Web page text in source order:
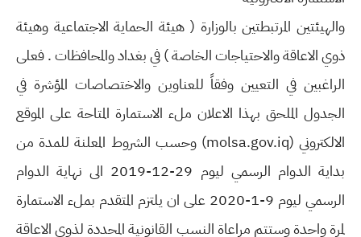
والهيئتين المرتبطتين بالوزارة ( هيئة الحماية الاجتماعية وهيئة
ذوي الاعاقة والاحتياجات الخاصة ) في بغداد والمحافظات . فعلى
الراغبين في التعيين وفقاً للعناوين والاختصاصات المؤشرة في
الجدول الملحق بهذا الاعلان ملء الاستمارة المتاحة على الموقع
الالكتروني (molsa.gov.iq) وحسب الشروط المعلنة للمدة من
بداية الدوام الرسمي ليوم 29-12-2019 الى نهاية الدوام
الرسمي ليوم 9-1-2020 على ان يلتزم المتقدم بملء الاستمارة
لمرة واحدة وستتم مراعاة النسب القانونية المحددة لذوي الاعاقة